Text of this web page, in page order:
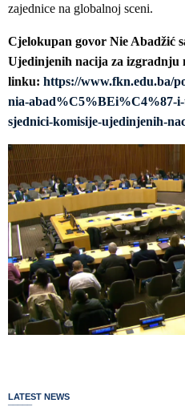
zajednice na globalnoj sceni.
Cjelokupan govor Nie Abadžić
Ujedinjenih nacija za izgradnju
linku: https://www.fkn.edu.ba/
nia-abad%C5%BEi%C4%87-
sjednici-komisije-ujedinjenih-
LATEST NEWS